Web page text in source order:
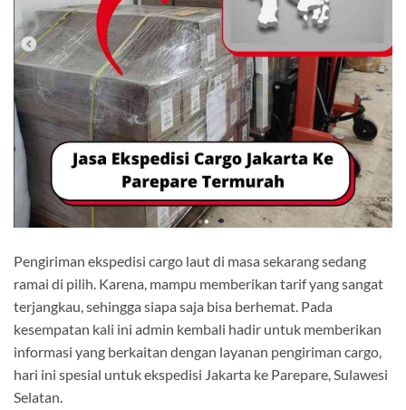
Pengiriman ekspedisi cargo laut di masa sekarang sedang
ramai di pilih. Karena, mampu memberikan tarif yang sangat
terjangkau, sehingga siapa saja bisa berhemat. Pada
kesempatan kali ini admin kembali hadir untuk memberikan
informasi yang berkaitan dengan layanan pengiriman cargo,
hari ini spesial untuk ekspedisi Jakarta ke Parepare, Sulawesi
Selatan.